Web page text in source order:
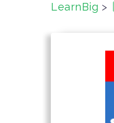
LearnBig >